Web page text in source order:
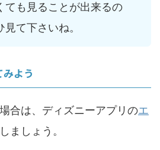
ても見ることが出来るの
見て下さいね。
よう
合は、ディズニーアプリのエ
ましょう。